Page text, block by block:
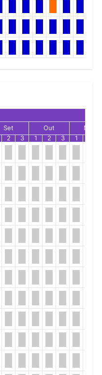
Set Out
Nov
2 3 1 2 3 1